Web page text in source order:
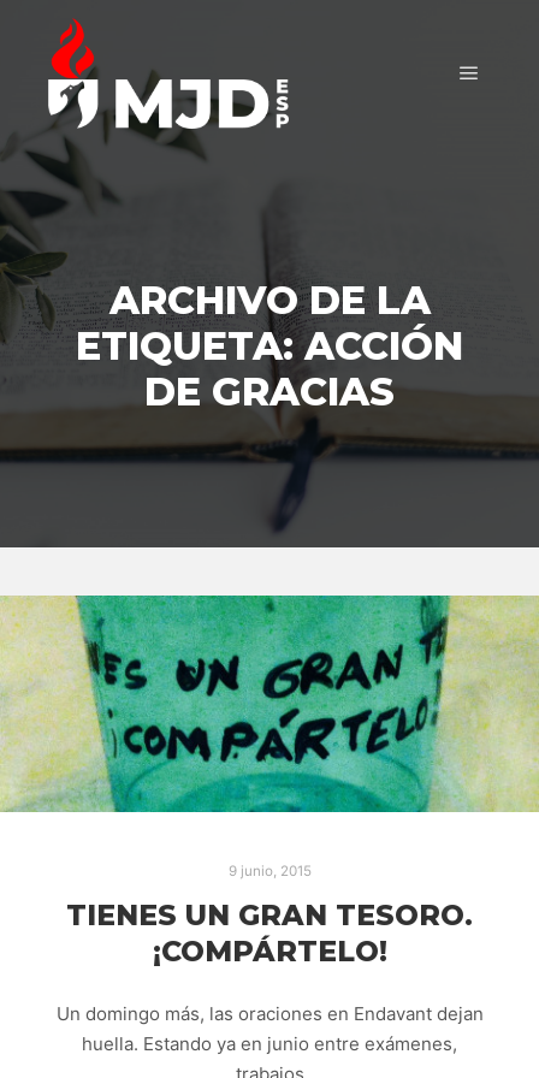
ARCHIVO DE LA
ETIQUETA:ACCIÓN
DE GRACIAS
9 junio, 2015
TIENES UN GRAN TESORO.
¡COMPÁRTELO!
Un domingo más, las oraciones en Endavant dejan
huella. Estando ya en junio entre exámenes,